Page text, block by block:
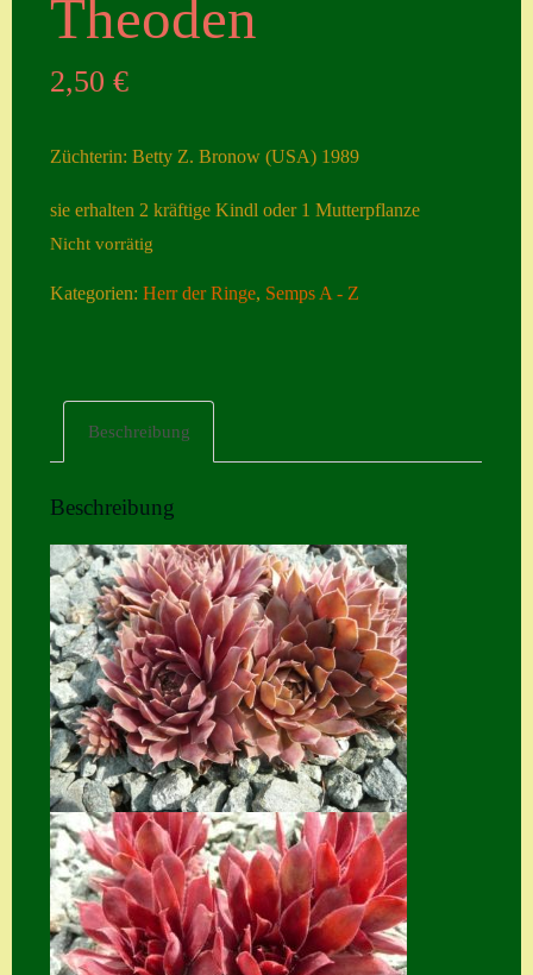
ngen
Home
Hostas
Impressum
Kasse
Kontakt
Mein Konto
Naturformen
S. x nixonii
Semps die ich
suche
Theoden
2,50€
Züchterin: Betty Z. Bronow (USA) 1989
sie erhalten 2 kräftige Kindl oder 1 Mutterpflanze
Nicht vorrätig
Kategorien:Herr der Ringe, Semps A - Z
Beschreibung
Beschreibung